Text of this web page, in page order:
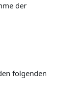
der
folgenden